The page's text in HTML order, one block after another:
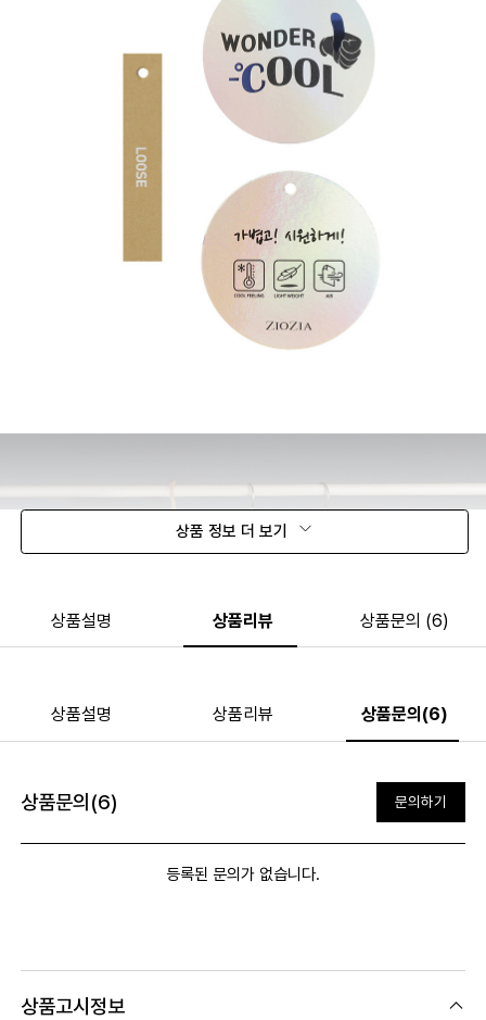
상품 정보 더 보기
상품설명 상품리뷰 상품문의 (6)
상품설명 상품리뷰 상품문의(6)
상품문의(6) 문의하기
등록된 문의가 없습니다.
상품고시정보